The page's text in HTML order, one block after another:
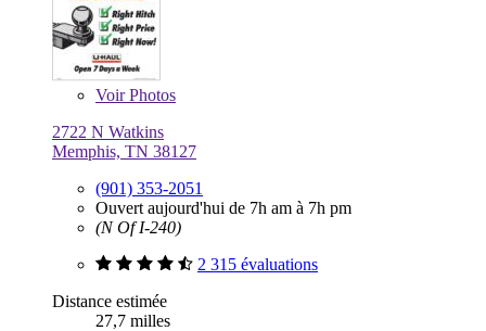
VoirPhotos
2722 N Watkins
Memphis, TN 38127
(901) 353-2051
Ouvert aujourd'hui de 7h am à 7h pm
(N Of I-240)
2 315 évaluations
Distance estimée
27,7 milles